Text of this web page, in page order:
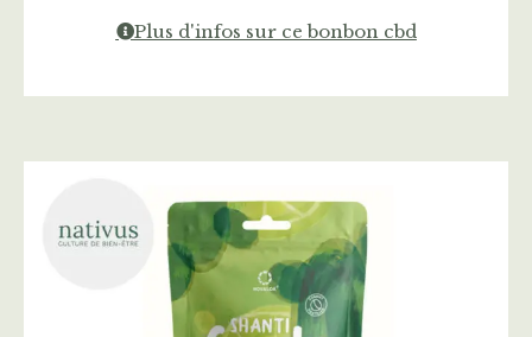
Plus d'infos sur ce bonbon cbd